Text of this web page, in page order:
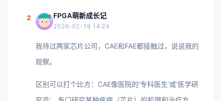
2 FPGA萌新成长记
2026-02-19 14:24
我待过两家芯片公司，CAE和FAE都接触过，说说我的
观察。
区别可以打个比方：CAE像医院的‘专科医生’或‘医学研